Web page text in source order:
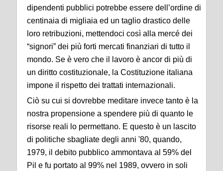
dipendenti pubblici potrebbe essere dell’ordine di
centinaia di migliaia ed un taglio drastico delle
loro retribuzioni, mettendoci così alla mercé dei
“signori” dei più forti mercati finanziari di tutto il
mondo. Se è vero che il lavoro è ancor di più di
un diritto costituzionale, la Costituzione italiana
impone il rispetto dei trattati internazionali.
Ciò su cui si dovrebbe meditare invece tanto è la
nostra propensione a spendere più di quanto le
risorse reali lo permettano. E questo è un lascito
di politiche sbagliate degli anni '80, quando,
1979, il debito pubblico ammontava al 59% del
Pil e fu portato al 99% nel 1989, ovvero in soli